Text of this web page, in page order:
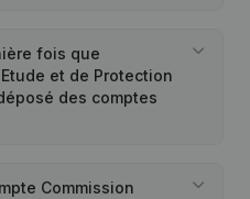
fois que
et de Protection
des comptes
Commission